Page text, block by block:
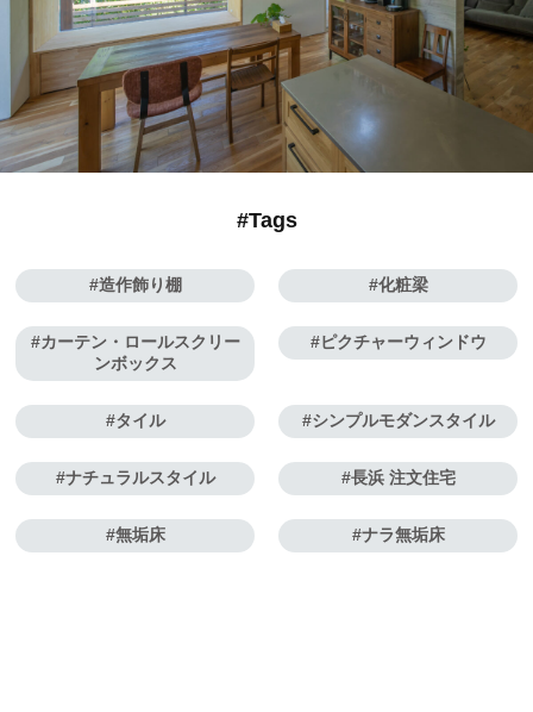
#Tags
造作飾り棚 化粧梁
カーテン・ロールスクリー
ンボックス
ピクチャーウィンドウ
タイル シンプルモダンスタイル
ナチュラルスタイル 長浜 注文住宅
無垢床 ナラ無垢床